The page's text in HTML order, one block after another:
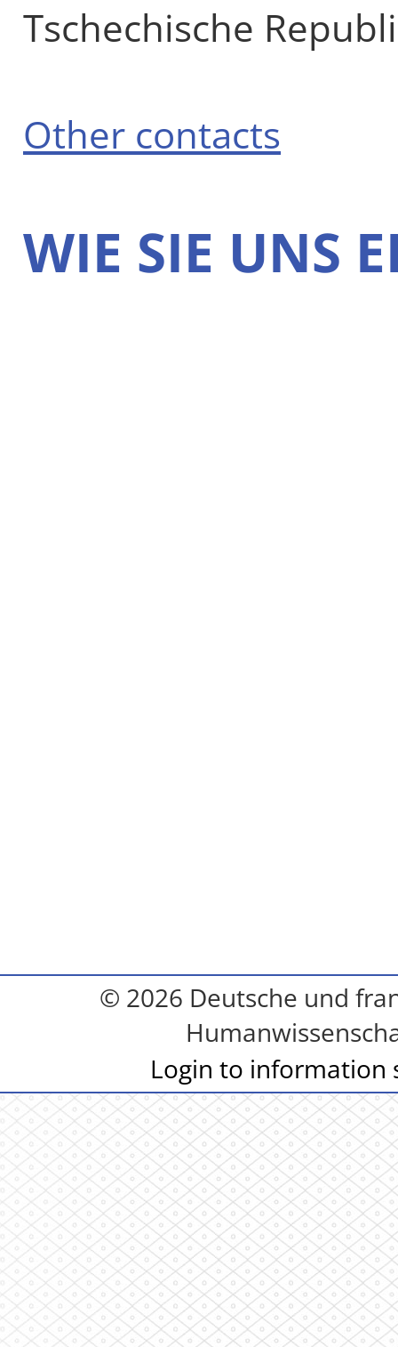
Tschechische
Other contacts
WIE SIE UNS
© 2026 Deutsche und
Login to information